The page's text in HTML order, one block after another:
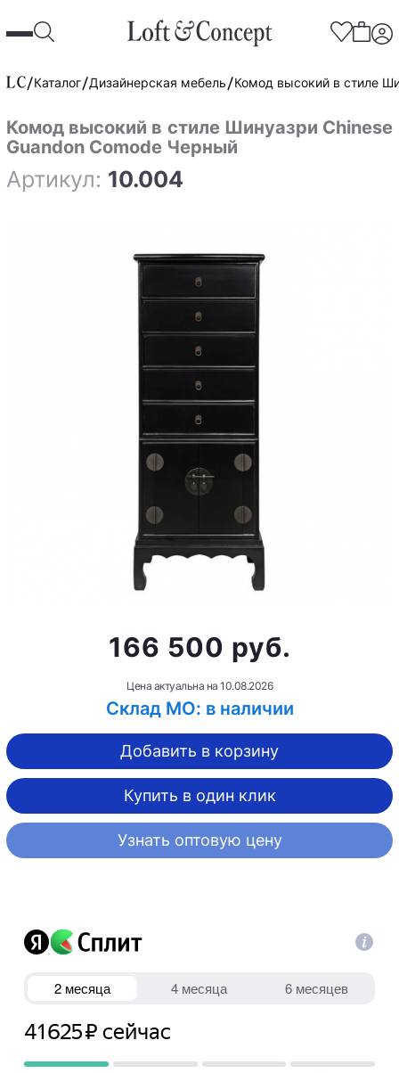
Каталог Дизайнерская мебель Комод высокий в стиле
Комод высокий в стиле Шинуазри Chinese
Guandon Comode Черный
Артикул: 10.004
166 500 руб.
Цена актуальна на 10.08.2026
Склад МО: в наличии
Добавить в корзину
Купить в один клик
Узнать оптовую цену